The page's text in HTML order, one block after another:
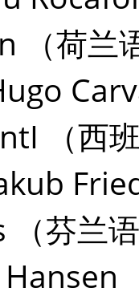
（荷兰
（西
（芬兰
Hansen